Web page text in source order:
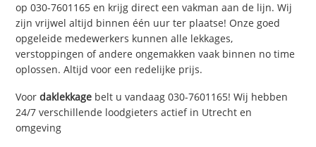
op 030-7601165 en krijg direct een vakman aan de lijn. Wij
zijn vrijwel altijd binnen één uur ter plaatse! Onze goed
opgeleide medewerkers kunnen alle lekkages,
verstoppingen of andere ongemakken vaak binnen no time
oplossen. Altijd voor een redelijke prijs.
Voordaklekkage belt u vandaag 030-7601165! Wij hebben
24/7 verschillende loodgieters actief in Utrecht en
omgeving